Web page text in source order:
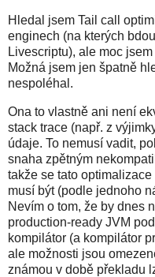
Hledal jsem Tail call
enginech (na kterých
Livescriptu), ale moc
Možná jsem jen špatně
nespoléhal.
Ona to vlastně ani není
stack trace (např. z
údaje. To nemusí vadit,
snaha zpětným
takže se tato
musí být (podle jednoho
Nevím o tom, že by dnes
production-ready JVM
kompilátor (a kompilátor
ale možnosti jsou
známou v době překladu